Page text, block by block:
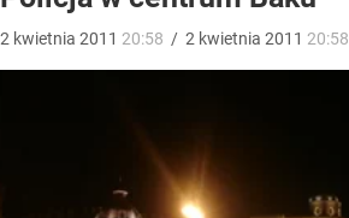
2 kwietnia 2011 20:58 / 2 kwietnia 2011 20:58